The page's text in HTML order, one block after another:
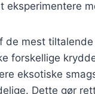
eksperimentere
de mest
forskellige
eksotiske
Dette gør